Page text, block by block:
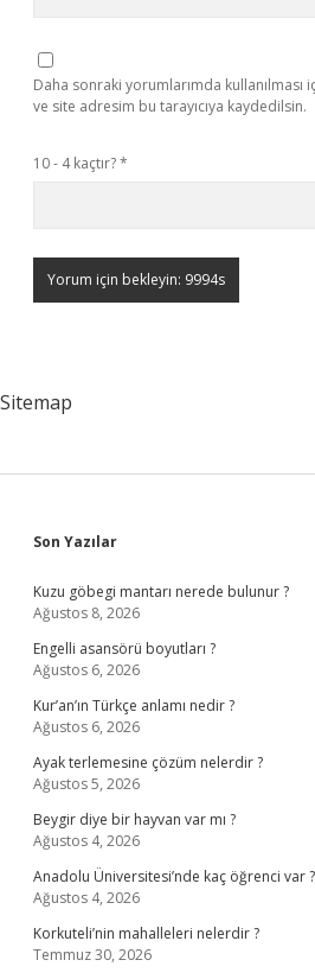
Daha sonraki yorumlarımda kullanılması
ve site adresim bu tarayıcıya kaydedilsin.
10 - 4 kaçtır?*
Sitemap
Sidebar
Son Yazılar
Kuzu göbegi mantarı nerede bulunur ?
Ağustos 8, 2026
Engelli asansörü boyutları ?
Ağustos 6, 2026
Kur’an’ın Türkçe anlamı nedir ?
Ağustos 6, 2026
Ayak terlemesine çözüm nelerdir ?
Ağustos 5, 2026
Beygir diye bir hayvan var mı ?
Ağustos 4, 2026
Anadolu Üniversitesi’nde kaç öğrenci var ?
Ağustos 4, 2026
Korkuteli’nin mahalleleri nelerdir ?
Temmuz 30, 2026